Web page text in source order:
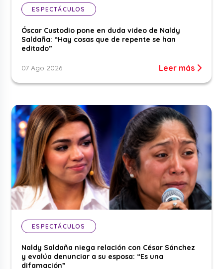
ESPECTÁCULOS
Óscar Custodio pone en duda video de Naldy
Saldaña: “Hay cosas que de repente se han
editado”
07 Ago 2026 Leer más
ESPECTÁCULOS
Naldy Saldaña niega relación con César Sánchez
y evalúa denunciar a su esposa: “Es una
difamación”